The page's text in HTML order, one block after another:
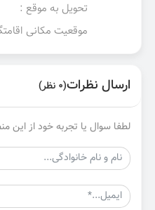
تحویل به موقع :
موقعیت مکانی
ارسال نظرات(0 نظر)
لطفا سوال یا تجربه خود از این